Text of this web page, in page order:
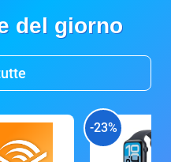
del giorno
-23%